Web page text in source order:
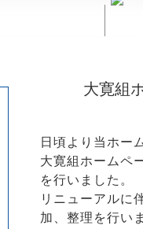
大寛組
日頃より当ホー
大寛組ホームペ
を行いました。
リニューアルに
加、整理を行い